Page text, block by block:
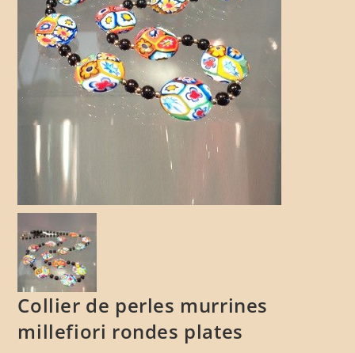
Collier de perles murrines
millefiori rondes plates